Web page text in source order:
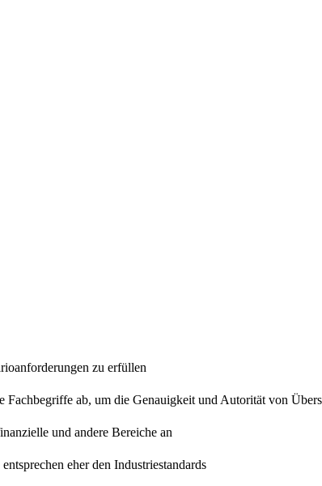
zu erfüllen
ab, um die Genauigkeit und Autorität von
und andere Bereiche an
eher den Industriestandards